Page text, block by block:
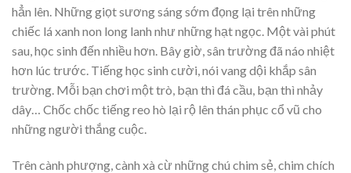
hẳn lên. Những giọt sương sáng sớm đọng lại trên những
chiếc lá xanh non long lanh như những hạt ngọc. Một vài phút
sau, học sinh đến nhiều hơn. Bây giờ, sân trường đã náo nhiệt
hơn lúc trước. Tiếng học sinh cười, nói vang dội khắp sân
trường. Mỗi bạn chơi một trò, bạn thì đá cầu, bạn thì nhảy
dây… Chốc chốc tiếng reo hò lại rộ lên thán phục cổ vũ cho
những người thắng cuộc.
Trên cành phượng, cành xà cừ những chú chim sẻ, chim chích